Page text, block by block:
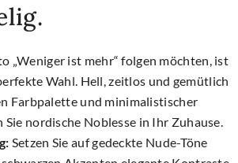
„Weniger ist mehr“ folgen möchten, ist
Wahl. Hell, zeitlos und gemütlich
Farbpalette und minimalistischer
nordische Noblesse in Ihr Zuhause.
Setzen Sie auf gedeckte Nude-Töne